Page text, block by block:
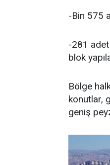
-Bin 575
-281
blok
Bölge
konutlar,
geniş